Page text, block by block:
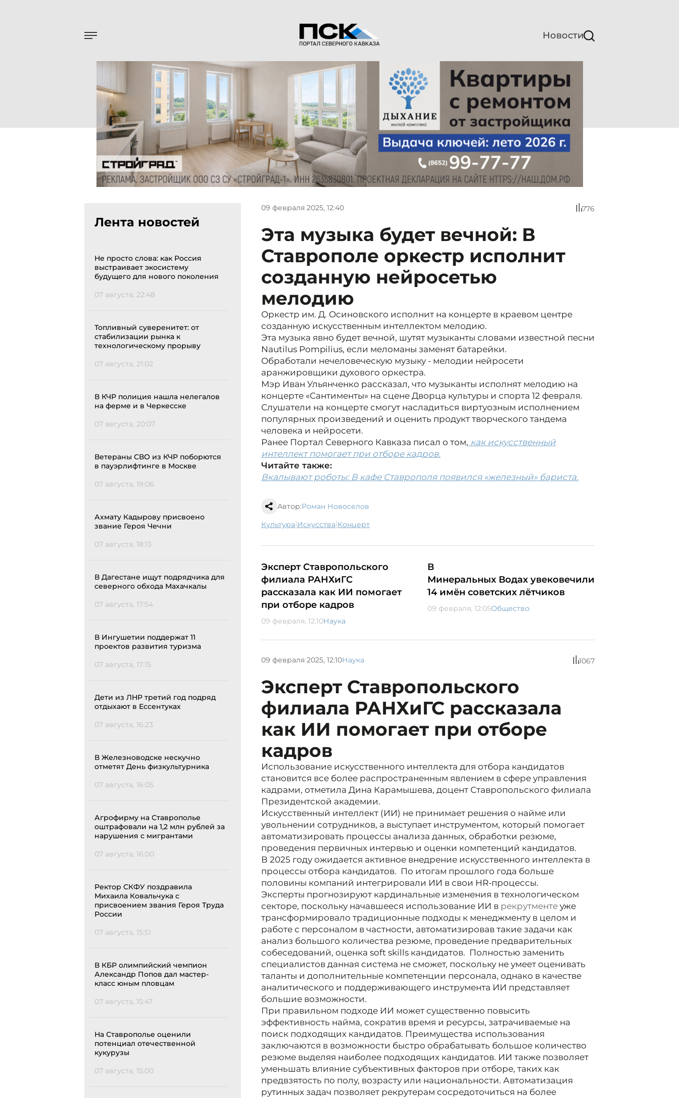
Новости
Лента новостей
Не просто слова: как Россия
выстраивает экосистему
будущего для нового поколения
07 августа, 22:48
Топливный суверенитет: от
стабилизации рынка к
технологическому прорыву
07 августа, 21:02
В КЧР полиция нашла нелегалов
на ферме и в Черкесске
07 августа, 20:07
Ветераны СВО из КЧР поборются
в пауэрлифтинге в Москве
07 августа, 19:06
Ахмату Кадырову присвоено
звание Героя Чечни
07 августа, 18:13
В Дагестане ищут подрядчика для
северного обхода Махачкалы
07 августа, 17:54
В Ингушетии поддержат 11
проектов развития туризма
07 августа, 17:15
Дети из ЛНР третий год подряд
отдыхают в Ессентуках
07 августа, 16:23
В Железноводске нескучно
отметят День физкультурника
07 августа, 16:05
Агрофирму на Ставрополье
оштрафовали на 1,2 млн рублей за
нарушения с мигрантами
07 августа, 16:00
Ректор СКФУ поздравила
Михаила Ковальчука с
присвоением звания Героя Труда
России
07 августа, 15:51
В КБР олимпийский чемпион
Александр Попов дал мастер-
класс юным пловцам
07 августа, 15:47
На Ставрополье оценили
потенциал отечественной
кукурузы
07 августа, 15:00
09 февраля 2025, 12:40 776
Эта музыка будет вечной: В
Ставрополе оркестр исполнит
созданную нейросетью
мелодию
Оркестр им. Д. Осиновского исполнит на концерте в краевом центре
созданную искусственным интеллектом мелодию.
Эта музыка явно будет вечной, шутят музыканты словами известной песни
Nautilus Pompilius, если меломаны заменят батарейки.
Обработали нечеловеческую музыку - мелодии нейросети
аранжировщики духового оркестра.
Мэр Иван Ульянченко рассказал, что музыканты исполнят мелодию на
концерте «Сантименты» на сцене Дворца культуры и спорта 12 февраля.
Слушатели на концерте смогут насладиться виртуозным исполнением
популярных произведений и оценить продукт творческого тандема
человека и нейросети.
Ранее Портал Северного Кавказа писал о том, как искусственный
интеллект помогает при отборе кадров.
Читайте также:
Вкалывают роботы: В кафе Ставрополя появился «железный» бариста.
Автор:Роман Новоселов
культура| искусства| концерт
Эксперт Ставропольского
филиала РАНХиГС
рассказала как ИИ помогает
при отборе кадров
09 февраля, 12:10Наука
В
Минеральных Водах увековечили
14 имён советских лётчиков
09 февраля, 12:05Общество
09 февраля 2025, 12:10Наука 1067
Эксперт Ставропольского
филиала РАНХиГС рассказала
как ИИ помогает при отборе
кадров
Использование искусственного интеллекта для отбора кандидатов
становится все более распространенным явлением в сфере управления
кадрами, отметила Дина Карамышева, доцент Ставропольского филиала
Президентской академии.
Искусственный интеллект (ИИ) не принимает решения о найме или
увольнении сотрудников, а выступает инструментом, который помогает
автоматизировать процессы анализа данных, обработки резюме,
проведения первичных интервью и оценки компетенций кандидатов.
В 2025 году ожидается активное внедрение искусственного интеллекта в
процессы отбора кандидатов. По итогам прошлого года больше
половины компаний интегрировали ИИ в свои HR-процессы.
Эксперты прогнозируют кардинальные изменения в технологическом
секторе, поскольку начавшееся использование ИИ в рекрутменте уже
трансформировало традиционные подходы к менеджменту в целом и
работе с персоналом в частности, автоматизировав такие задачи как
анализ большого количества резюме, проведение предварительных
собеседований, оценка soft skills кандидатов. Полностью заменить
специалистов данная система не сможет, поскольку не умеет оценивать
таланты и дополнительные компетенции персонала, однако в качестве
аналитического и поддерживающего инструмента ИИ представляет
большие возможности.
При правильном подходе ИИ может существенно повысить
эффективность найма, сократив время и ресурсы, затрачиваемые на
поиск подходящих кандидатов. Преимущества использования
заключаются в возможности быстро обрабатывать большое количество
резюме выделяя наиболее подходящих кандидатов. ИИ также позволяет
уменьшать влияние субъективных факторов при отборе, таких как
предвзятость по полу, возрасту или национальности. Автоматизация
рутинных задач позволяет рекрутерам сосредоточиться на более